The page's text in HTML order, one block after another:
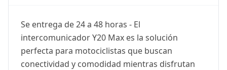
Se entrega de 24 a 48 horas - El
intercomunicador Y20 Max es la solución
perfecta para motociclistas que buscan
conectividad y comodidad mientras disfrutan